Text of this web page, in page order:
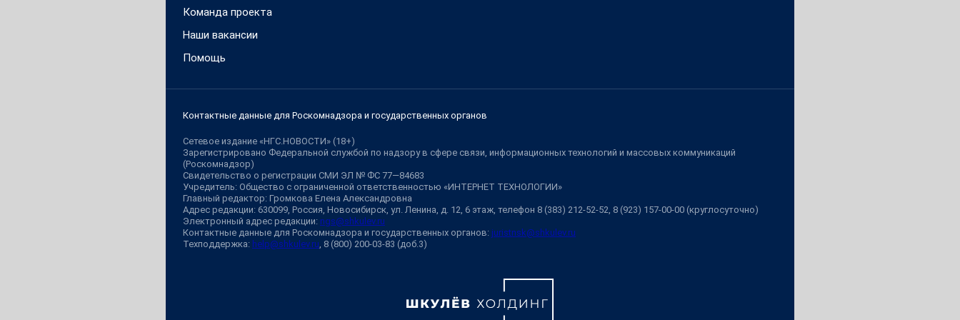
Команда проекта
Наши вакансии
Помощь
Контактные данные для Роскомнадзора и государственных органов
Сетевое издание «НГС.НОВОСТИ» (18+)
Зарегистрировано Федеральной службой по надзору в сфере связи, информационных технологий и массовых коммуникаций
(Роскомнадзор)
Свидетельство о регистрации СМИ ЭЛ № ФС 77—84683
Учредитель: Общество с ограниченной ответственностью «ИНТЕРНЕТ ТЕХНОЛОГИИ»
Главный редактор: Громкова Елена Александровна
Адрес редакции: 630099, Россия, Новосибирск, ул. Ленина, д. 12, 6 этаж, телефон 8 (383) 212-52-52, 8 (923) 157-00-00 (круглосуточно)
Электронный адрес редакции: ngs@shkulev.ru
Контактные данные для Роскомнадзора и государственных органов: juristnsk@shkulev.ru
Техподдержка: help@shkulev.ru, 8 (800) 200-03-83 (доб.3)